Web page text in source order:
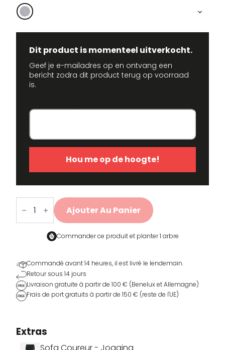
Dit product is momenteel uitverkocht.
Geef je e-mailadres op en ontvang een
bericht zodra dit product terug op voorraad
is.
Hou me op de hoogte!
quantité
de
Coureur
Ajouter Au Panier
Commander ce produit et planter 1 arbre
Commandé avant 14 heures, il est livré le lendemain.
Retour sous 14 jours
Livraison gratuite à partir de 100 € (Benelux et Allemagne)
Frais de port gratuits à partir de 150 € (reste de l'UE)
Extras